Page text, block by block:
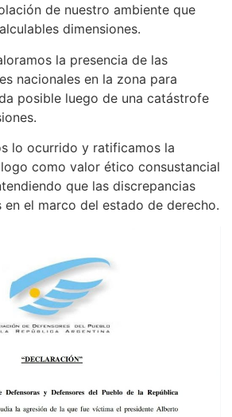
de nuestro ambiente que
dimensiones.
la presencia de las
nacionales en la zona para
posible luego de una catástrofe
lo ocurrido y ratificamos la
como valor ético consustancial
que las discrepancias
en el marco del estado de derecho.